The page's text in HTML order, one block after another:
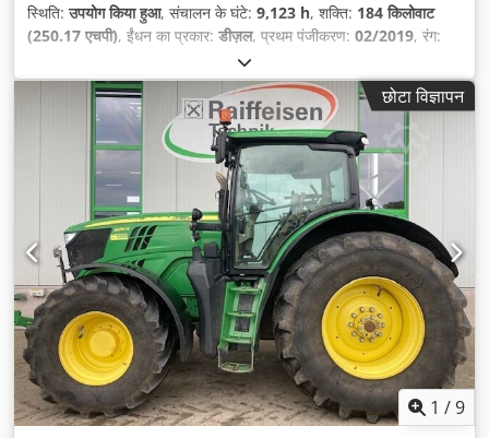
स्थिति:उपयोग किया हुआ, संचालन के घंटे: 9,123 h, शक्ति: 184 किलोवाट
(250.17 एचपी), ईंधन का प्रकार: डीज़ल, प्रथम पंजीकरण: 02/2019, रंग:
, सामने के टायर का आकार:
रियर टायर का आकार:710/70 R42, उपकरण:एयर कंडीशनिंग, कैबिन, ट्रेलर
कप्लिंग, फ्रंट पॉवर टेक-ऑफ , छोटा विज्ञापन
1 /9